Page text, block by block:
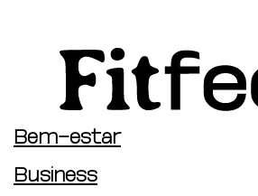
Bem-estar
Business